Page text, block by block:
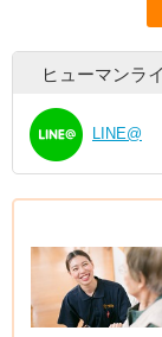
ヒューマンラ
LINE@